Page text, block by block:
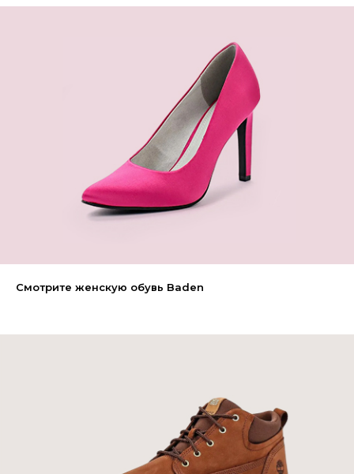
Смотрите женскую обувь Baden